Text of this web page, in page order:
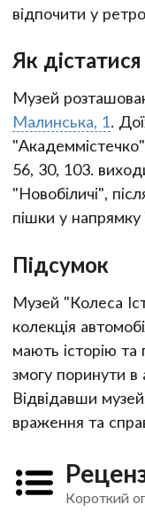
відпочити у
Як дістатися
Музей
Малинська, 1.
56, 30, 103.
"Новобіличі",
пішки у
Підсумок
Музей "Колеса
колекція
мають історію
змогу поринути
Відвідавши
враження та
Короткий